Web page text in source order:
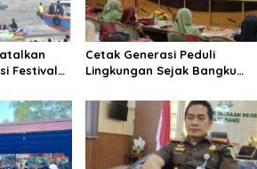
Festival
Cetak Generasi Peduli
Lingkungan Sejak Bangku
Perkuat Program Adiwiyata